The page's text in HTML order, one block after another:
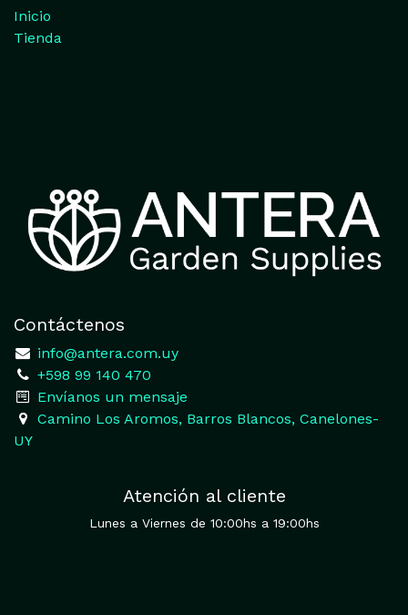
Inicio
Tienda
Contáctenos
info@antera.com.uy
+598 99 140 470
​Envíanos un mensaje
​Camino Los Aromos, Barros Blancos, Canelones-
UY
Atención al cliente
Lunes a Viernes de 10:00hs a 19:00hs